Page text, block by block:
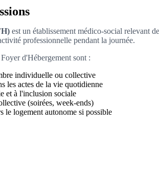
est un établissement médico-social relevant
professionnelle pendant la journée.
d'Hébergement sont :
individuelle ou collective
les actes de la vie quotidienne
et à l'inclusion sociale
(soirées, week-ends)
le logement autonome si possible